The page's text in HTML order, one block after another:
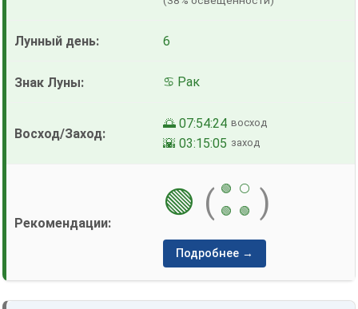
6
♋ Рак
🌅 07:54:24 восход
🌇 03:15:05 заход
🟢 ( 🟢
⚪
🟢
🟢 )
Подробнее →